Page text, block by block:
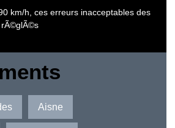
km/h, ces erreurs inacceptables des
rÃ©glÃ©s
Aisne